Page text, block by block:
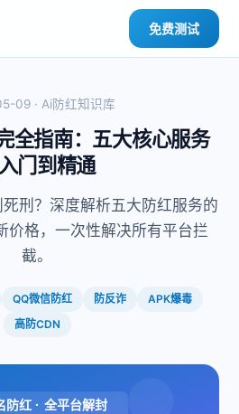
免费测试
09 · Ai防红知识库
全指南：五大核心服务
门到精通
刑？深度解析五大防红服务的
价格，一次性解决所有平台拦
截。
QQ微信防红 防反诈
APK爆毒
高防CDN
防红 · 全平台解封